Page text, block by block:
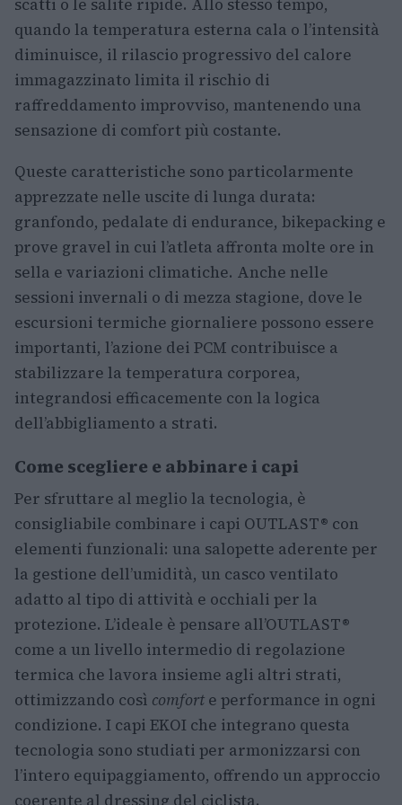
scatti o le salite ripide. Allo stesso tempo,
quando la temperatura esterna cala o l’intensità
diminuisce, il rilascio progressivo del calore
immagazzinato limita il rischio di
raffreddamento improvviso, mantenendo una
sensazione di comfort più costante.
Queste caratteristiche sono particolarmente
apprezzate nelle uscite di lunga durata:
granfondo, pedalate di endurance, bikepacking e
prove gravel in cui l’atleta affronta molte ore in
sella e variazioni climatiche. Anche nelle
sessioni invernali o di mezza stagione, dove le
escursioni termiche giornaliere possono essere
importanti, l’azione dei PCM contribuisce a
stabilizzare la temperatura corporea,
integrandosi efficacemente con la logica
dell’abbigliamento a strati.
Come scegliere e abbinare i capi
Per sfruttare al meglio la tecnologia, è
consigliabile combinare i capi OUTLAST® con
elementi funzionali: una salopette aderente per
la gestione dell’umidità, un casco ventilato
adatto al tipo di attività e occhiali per la
protezione. L’ideale è pensare all’OUTLAST®
come a un livello intermedio di regolazione
termica che lavora insieme agli altri strati,
ottimizzando così comfort e performance in ogni
condizione. I capi EKOI che integrano questa
tecnologia sono studiati per armonizzarsi con
l’intero equipaggiamento, offrendo un approccio